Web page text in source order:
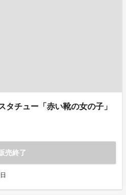
タチュー「赤い靴の女の子」
売終了